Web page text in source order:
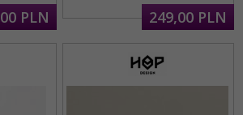
00 PLN 249,00 PLN